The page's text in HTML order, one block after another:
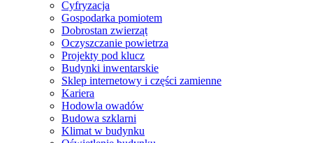
Cyfryzacja
Gospodarka pomiotem
Dobrostan zwierząt
Oczyszczanie powietrza
Projekty pod klucz
Budynki inwentarskie
Sklep internetowy i części zamienne
Kariera
Hodowla owadów
Budowa szklarni
Klimat w budynku